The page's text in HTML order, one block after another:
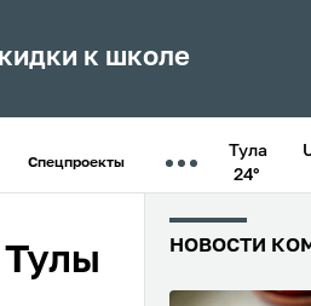
к школе
Спецпроекты
Тула
24°
НОВОСТИ